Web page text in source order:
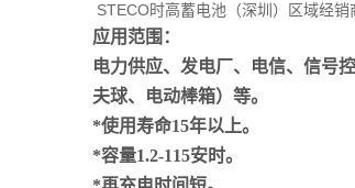
STECO时高蓄电池（深圳）区域经销
应用范围：
电力供应、发电厂、电信、信号
夫球、电动棒箱）等。
*使用寿命15年以上。
*容量1.2-115安时。